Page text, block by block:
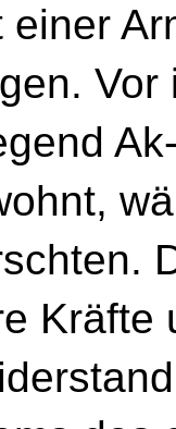
Vor
Kräfte